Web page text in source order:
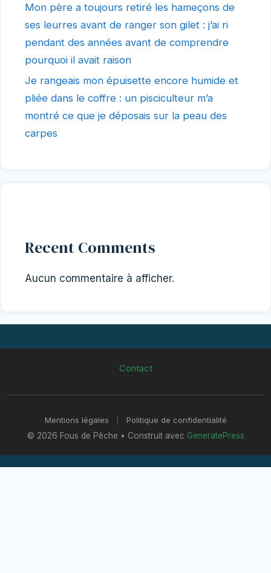
Mon père a toujours retiré les hameçons de
ses leurres avant de ranger son gilet : j’ai ri
pendant des années avant de comprendre
pourquoi il avait raison
Je rangeais mon épuisette encore humide et
pliée dans le coffre : un pisciculteur m’a
montré ce que je déposais sur la peau des
carpes
Recent Comments
Aucun commentaire à afficher.
Contact
Mentions légales
Politique de confidentialité
© 2026 Fous de Pêche • Construit avec GeneratePress